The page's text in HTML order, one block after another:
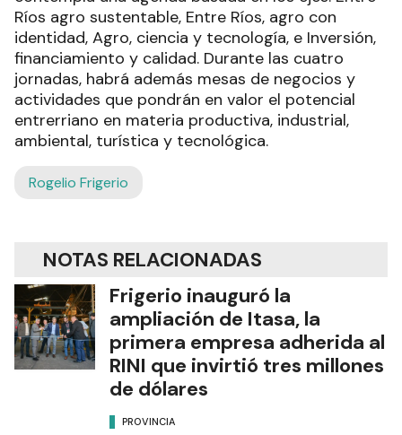
Ríos agro sustentable, Entre Ríos, agro con
identidad, Agro, ciencia y tecnología, e Inversión,
financiamiento y calidad. Durante las cuatro
jornadas, habrá además mesas de negocios y
actividades que pondrán en valor el potencial
entrerriano en materia productiva, industrial,
ambiental, turística y tecnológica.
Rogelio Frigerio
NOTAS RELACIONADAS
Frigerio inauguró la
ampliación de Itasa, la
primera empresa adherida al
RINI que invirtió tres millones
de dólares
PROVINCIA